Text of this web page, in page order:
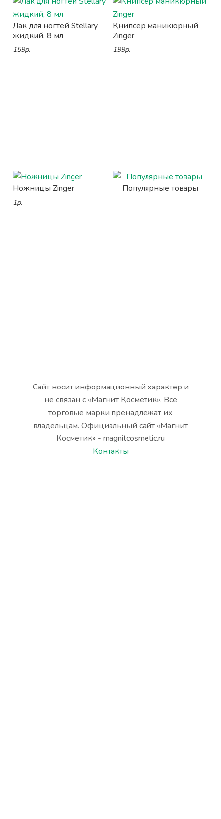
Лак для ногтей Stellary
жидкий, 8 мл
159р.
Книпсер маникюрный
Zinger
199р.
Ножницы Zinger
1р.
Популярные товары
Сайт носит информационный характер и
не связан с «Магнит Косметик». Все
торговые марки пренадлежат их
владельцам. Официальный сайт «Магнит
Косметик» - magnitcosmetic.ru
Контакты